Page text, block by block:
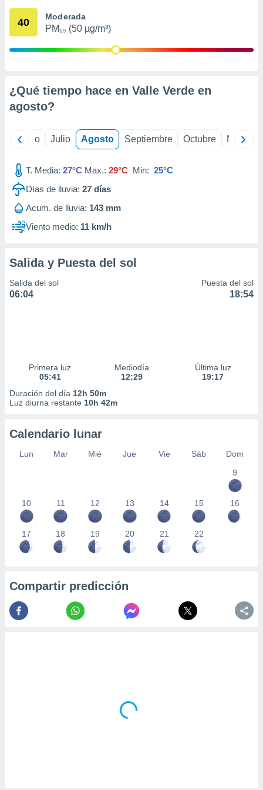
mediante
publicidad
1199
40 Moderada
PM₁₀ (50 µg/m³)
¿Qué tiempo hace en Valle Verde en
agosto?
Junio Julio Agosto Septiembre Octubre
T. Media: 27°C Max.: 29°C Min: 25°C
Días de lluvia: 27 días
Acum. de lluvia: 143 mm
Viento medio: 11 km/h
Salida y Puesta del sol
Salida del sol
06:04
Puesta del sol
18:54
Primera luz
05:41
Mediodía
12:29
Última luz
19:17
Duración del día 12h 50m
Luz diurna restante 10h 42m
Calendario lunar
Lun Mar Mié Jue Vie Sáb
Dom
9
10 11 12 13 14 15 16
17 18 19 20 21 22
Compartir predicción